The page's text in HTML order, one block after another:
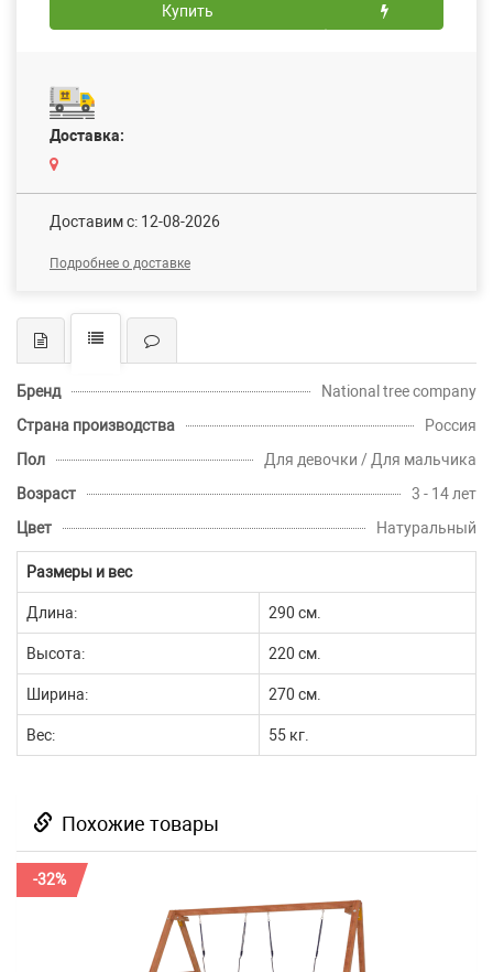
Купить
Доставка:
Доставим c: 12-08-2026
Подробнее о доставке
Бренд
National tree company
Страна производства
Россия
Пол
Для девочки / Для мальчика
Возраст
3 - 14 лет
Цвет
Натуральный
Размеры и вес
Длина: 290 см.
Высота: 220 см.
Ширина: 270 см.
Вес: 55 кг.
Похожие товары
-32%